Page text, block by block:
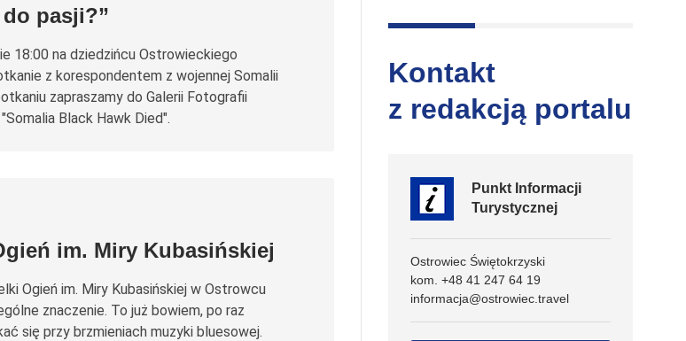
pasji?”
18:00 na dziedzińcu Ostrowieckiego
z korespondentem z wojennej Somalii
zapraszamy do Galerii Fotografii
Black Hawk Died".
im. Miry Kubasińskiej
Ogień im. Miry Kubasińskiej w Ostrowcu
znaczenie. To już bowiem, po raz
się przy brzmieniach muzyki bluesowej.
Kontakt
z redakcją portalu
Punkt Informacji
Turystycznej
Ostrowiec Świętokrzyski
kom. +48 41 247 64 19
informacja@ostrowiec.travel